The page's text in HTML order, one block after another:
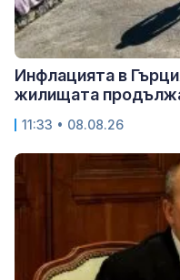
Инфлацията в
жилищата
11:33 • 08.08.26